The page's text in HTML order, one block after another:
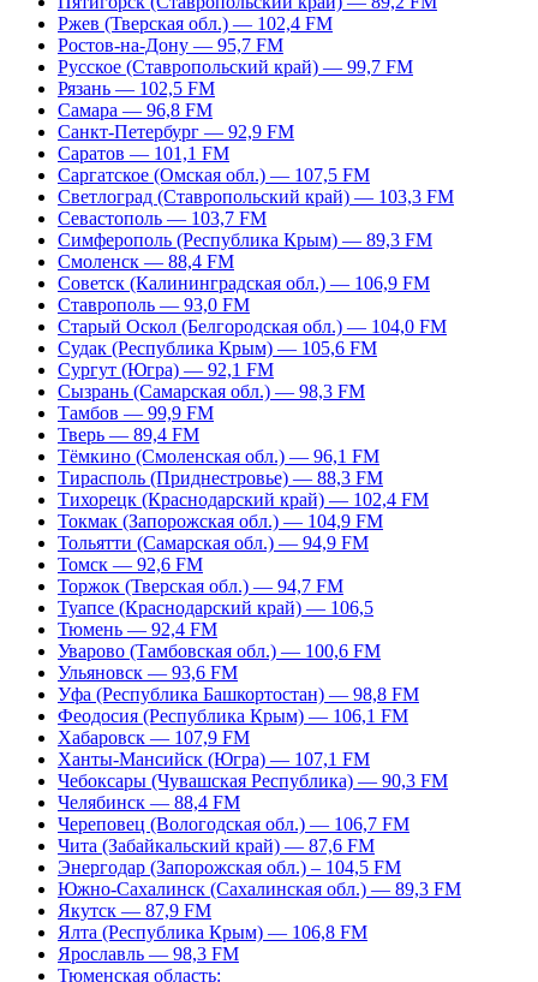
Ржев (Тверская обл.) — 102,4 FM
Ростов-на-Дону — 95,7 FM
Русское (Ставропольский край) — 99,7 FM
Рязань — 102,5 FM
Самара — 96,8 FM
Санкт-Петербург — 92,9 FM
Саратов — 101,1 FM
Саргатское (Омская обл.) — 107,5 FM
Светлоград (Ставропольский край) — 103,3 FM
Севастополь — 103,7 FM
Симферополь (Республика Крым) — 89,3 FM
Смоленск — 88,4 FM
Советск (Калининградская обл.) — 106,9 FM
Ставрополь — 93,0 FM
Старый Оскол (Белгородская обл.) — 104,0 FM
Судак (Республика Крым) — 105,6 FM
Сургут (Югра) — 92,1 FM
Сызрань (Самарская обл.) — 98,3 FM
Тамбов — 99,9 FM
Тверь — 89,4 FM
Тёмкино (Смоленская обл.) — 96,1 FM
Тирасполь (Приднестровье) — 88,3 FM
Тихорецк (Краснодарский край) — 102,4 FM
Токмак (Запорожская обл.) — 104,9 FM
Тольятти (Самарская обл.) — 94,9 FM
Томск — 92,6 FM
Торжок (Тверская обл.) — 94,7 FM
Туапсе (Краснодарский край) — 106,5
Тюмень — 92,4 FM
Уварово (Тамбовская обл.) — 100,6 FM
Ульяновск — 93,6 FM
Уфа (Республика Башкортостан) — 98,8 FM
Феодосия (Республика Крым) — 106,1 FM
Хабаровск — 107,9 FM
Ханты-Мансийск (Югра) — 107,1 FM
Чебоксары (Чувашская Республика) — 90,3 FM
Челябинск — 88,4 FM
Череповец (Вологодская обл.) — 106,7 FM
Чита (Забайкальский край) — 87,6 FM
Энергодар (Запорожская обл.) – 104,5 FM
Южно-Сахалинск (Сахалинская обл.) — 89,3 FM
Якутск — 87,9 FM
Ялта (Республика Крым) — 106,8 FM
Ярославль — 98,3 FM
Тюменская область: